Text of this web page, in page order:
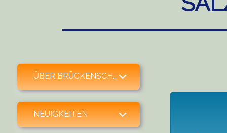
ÜBER BRÜCKENSCHLAGexpand child menu
NEUIGKEITEN expand child menu